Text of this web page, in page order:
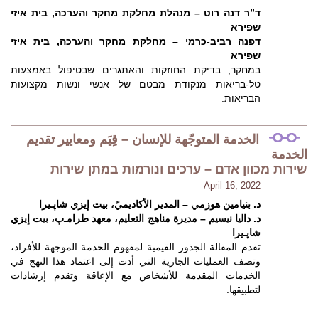
ד”ר דנה רוט – מנהלת מחלקת מחקר והערכה, בית איזי
שפירא
דפנה רביב-כרמי – מחלקת מחקר והערכה, בית איזי
שפירא
במחקר, בדיקת החוזקות והאתגרים שבטיפול באמצעות
טל-בריאות מנקודת מבטם של אנשי ונשות מקצועות
הבריאות.
الخدمة المتوجّهة للإنسان – قِيَم ومعايير تقديم
الخدمة
שירות מכוון אדם – ערכים ונורמות במתן שירות
April 16, 2022
د. بنيامين هوزمي – المدير الأكاديميّ، بيت إيزي شاﭘـيرا
د. داليا نيسيم – مديرة مناهج التعليم، معهد طرامـﭖ، بيت إيزي
شاﭘـيرا
تقدم المقالة الجذور القيمية لمفهوم الخدمة الموجهة للأفراد،
وتصف العمليات الجارية التي أدت إلى اعتماد هذا النهج في
الخدمات المقدمة للأشخاص مع الإعاقة وتقدم إرشادات
لتطبيقها.